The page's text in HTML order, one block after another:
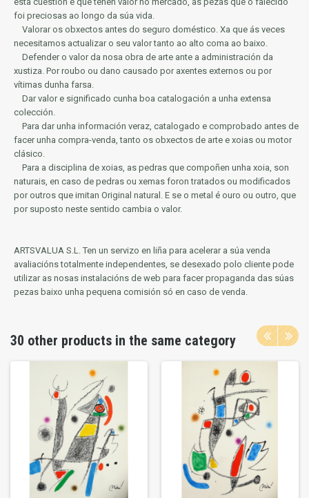
foi preciosas ao longo da súa vida.
Valorar os obxectos antes do seguro doméstico. Xa que ás veces
necesitamos actualizar o seu valor tanto ao alto coma ao baixo.
Defender o valor da nosa obra de arte ante a administración da
xustiza. Por roubo ou dano causado por axentes externos ou por
vítimas dunha farsa.
Dar valor e significado cunha boa catalogación a unha extensa
colección.
Para dar unha información veraz, catalogado e comprobado antes de
facer unha compra-venda, tanto os obxectos de arte e xoias ou motor
clásico.
Para a disciplina de xoias, as pedras que compoñen unha xoia, son
naturais, en caso de pedras ou xemas foron tratados ou modificados
por outros que imitan Original natural. E se o metal é ouro ou outro, que
por suposto neste sentido cambia o valor.
ARTSVALUA S.L. Ten un servizo en liña para acelerar a súa venda
avaliacións totalmente independentes, se desexado polo cliente pode
utilizar as nosas instalacións de web para facer propaganda das súas
pezas baixo unha pequena comisión só en caso de venda.
30 other products in the same category